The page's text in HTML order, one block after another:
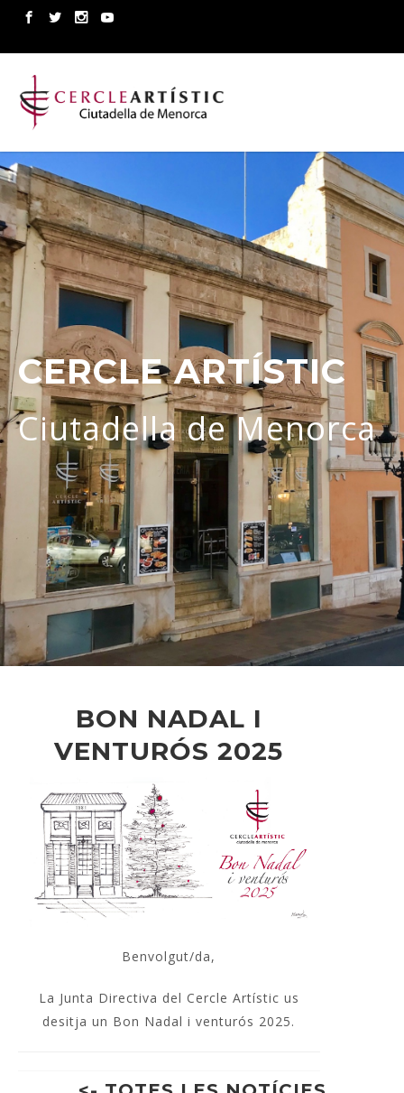
CERCLE ARTÍSTIC
Ciutadella de Menorca
BON NADAL I
VENTURÓS 2025
Benvolgut/da,
La Junta Directiva del Cercle Artístic us
desitja un Bon Nadal i venturós 2025.